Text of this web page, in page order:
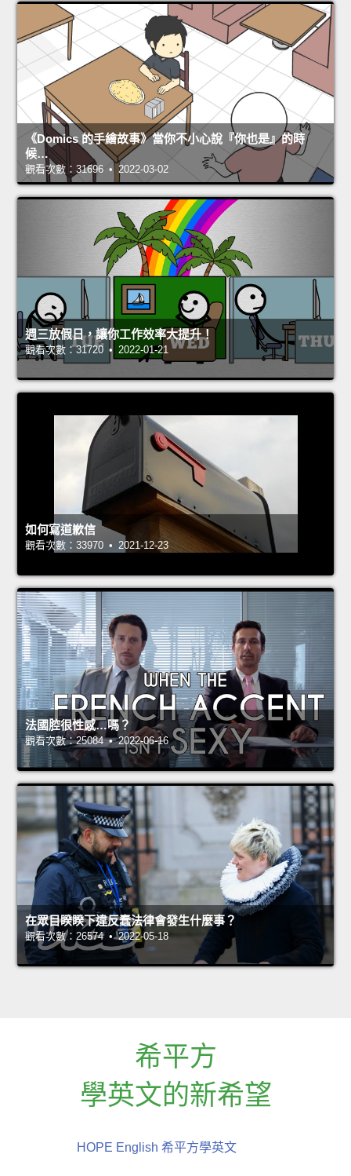
《Domics 的手繪故事》當你不小心說『你也是』的時
候…
觀看次數：31696 • 2022-03-02
週三放假日，讓你工作效率大提升！
觀看次數：31720 • 2022-01-21
如何寫道歉信
觀看次數：33970 • 2021-12-23
法國腔很性感…嗎？
觀看次數：25084 • 2022-06-16
在眾目睽睽下違反蠢法律會發生什麼事？
觀看次數：26574 • 2022-05-18
希平方
學英文的新希望
HOPE English 希平方學英文